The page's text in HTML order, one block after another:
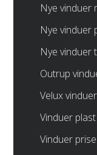
Nye vinduer
Nye vinduer
Nye vinduer
Outrup
Velux vinduer
Vinduer plast
Vinduer